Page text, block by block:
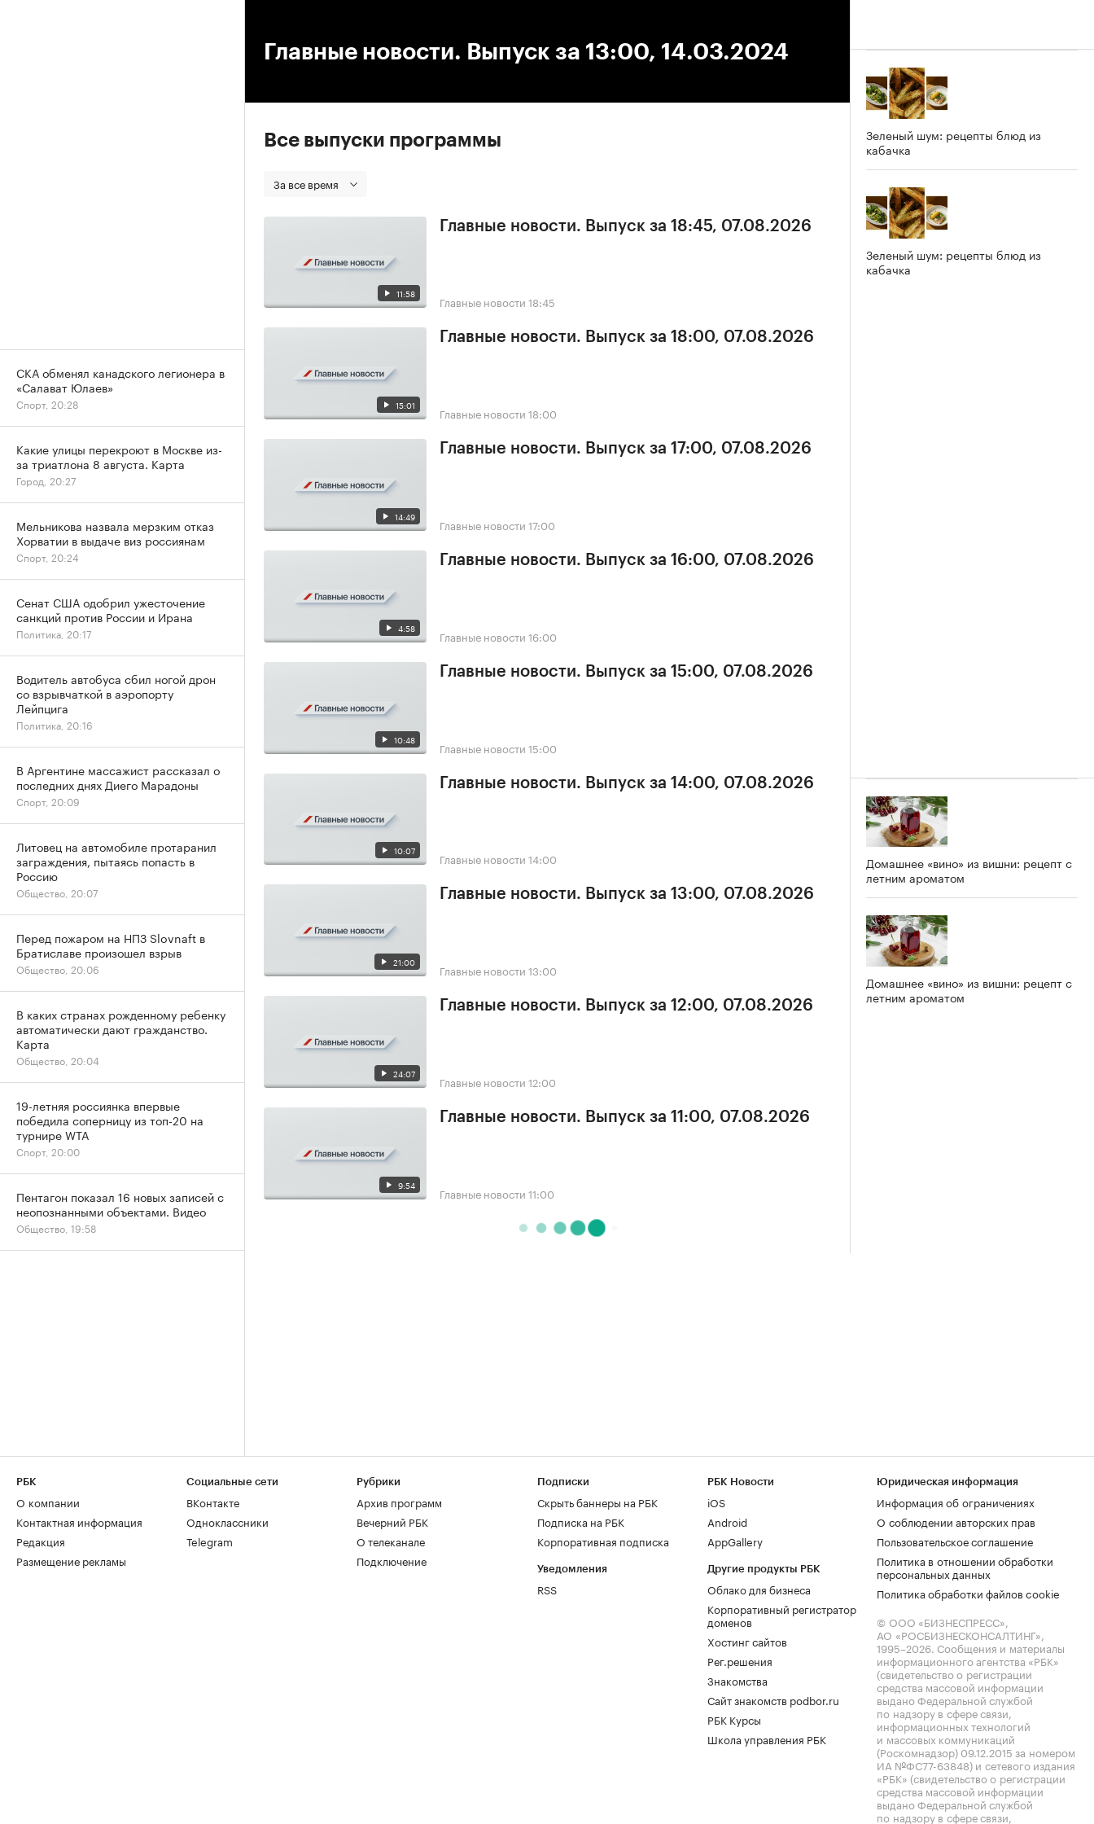
Главные новости. Выпуск за 13:00, 14.03.2024
Все выпуски программы
За все время
11:58
Главные новости. Выпуск за 18:45, 07.08.2026
Главные новости 18:45
15:01
Главные новости. Выпуск за 18:00, 07.08.2026
Главные новости 18:00
14:49
Главные новости. Выпуск за 17:00, 07.08.2026
Главные новости 17:00
4:58
Главные новости. Выпуск за 16:00, 07.08.2026
Главные новости 16:00
10:48
Главные новости. Выпуск за 15:00, 07.08.2026
Главные новости 15:00
10:07
Главные новости. Выпуск за 14:00, 07.08.2026
Главные новости 14:00
21:00
Главные новости. Выпуск за 13:00, 07.08.2026
Главные новости 13:00
24:07
Главные новости. Выпуск за 12:00, 07.08.2026
Главные новости 12:00
9:54
Главные новости. Выпуск за 11:00, 07.08.2026
Главные новости 11:00
Зеленый шум: рецепты блюд из
кабачка
Зеленый шум: рецепты блюд из
кабачка
Домашнее «вино» из вишни: рецепт с
летним ароматом
Домашнее «вино» из вишни: рецепт с
летним ароматом
СКА обменял канадского легионера в
«Салават Юлаев»
Спорт, 20:28
Какие улицы перекроют в Москве из-
за триатлона 8 августа. Карта
Город, 20:27
Мельникова назвала мерзким отказ
Хорватии в выдаче виз россиянам
Спорт, 20:24
Сенат США одобрил ужесточение
санкций против России и Ирана
Политика, 20:17
Водитель автобуса сбил ногой дрон
со взрывчаткой в аэропорту
Лейпцига
Политика, 20:16
В Аргентине массажист рассказал о
последних днях Диего Марадоны
Спорт, 20:09
Литовец на автомобиле протаранил
заграждения, пытаясь попасть в
Россию
Общество, 20:07
Перед пожаром на НПЗ Slovnaft в
Братиславе произошел взрыв
Общество, 20:06
В каких странах рожденному ребенку
автоматически дают гражданство.
Карта
Общество, 20:04
19-летняя россиянка впервые
победила соперницу из топ-20 на
турнире WTA
Спорт, 20:00
Пентагон показал 16 новых записей с
неопознанными объектами. Видео
Общество, 19:58
РБК
О компании
Контактная информация
Редакция
Размещение рекламы
Социальные сети
ВКонтакте
Одноклассники
Telegram
Рубрики
Архив программ
Вечерний РБК
О телеканале
Подключение
Подписки
Скрыть баннеры на РБК
Подписка на РБК
Корпоративная подписка
Уведомления
RSS
РБК Новости
iOS
Android
AppGallery
Другие продукты РБК
Облако для бизнеса
Корпоративный регистратор
доменов
Хостинг сайтов
Рег.решения
Знакомства
Сайт знакомств podbor.ru
РБК Курсы
Школа управления РБК
Юридическая информация
Информация об ограничениях
О соблюдении авторских прав
Пользовательское соглашение
Политика в отношении обработки
персональных данных
Политика обработки файлов cookie
© ООО «БИЗНЕСПРЕСС»,
АО «РОСБИЗНЕСКОНСАЛТИНГ»,
1995–2026. Сообщения и материалы
информационного агентства «РБК»
(свидетельство о регистрации
средства массовой информации
выдано Федеральной службой
по надзору в сфере связи,
информационных технологий
и массовых коммуникаций
(Роскомнадзор) 09.12.2015 за номером
ИА №ФС77-63848) и сетевого издания
«РБК» (свидетельство о регистрации
средства массовой информации
выдано Федеральной службой
по надзору в сфере связи,